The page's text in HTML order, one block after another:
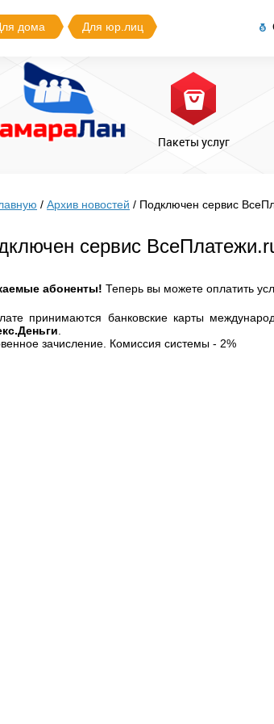
дома Для юр.лиц
Пакеты услуг
/ Архив новостей / Подключен сервис
сервис
абоненты! Теперь вы можете оплатить
принимаются банковские карты
зачисление. Комиссия системы - 2%